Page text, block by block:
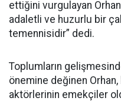
ettiğini vurgulayan
adaletli ve huzurlu bir
temennisidir” dedi.
Toplumların
önemine değinen
aktörlerinin emekçiler